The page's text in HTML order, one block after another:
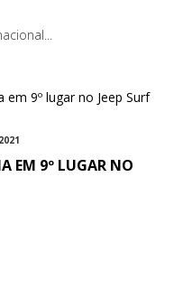
EM 9º LUGAR NO